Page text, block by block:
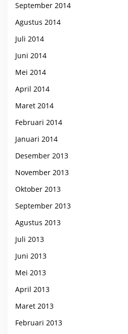
September 2014
Agustus 2014
Juli 2014
Juni 2014
Mei 2014
April 2014
Maret 2014
Februari 2014
Januari 2014
Desember 2013
November 2013
Oktober 2013
September 2013
Agustus 2013
Juli 2013
Juni 2013
Mei 2013
April 2013
Maret 2013
Februari 2013